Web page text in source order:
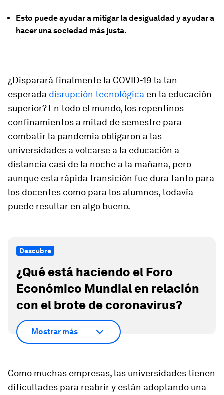
Esto puede ayudar a mitigar la desigualdad y ayudar a
hacer una sociedad más justa.
¿Disparará finalmente la COVID-19 la tan
esperada disrupción tecnológica en la educación
superior? En todo el mundo, los repentinos
confinamientos a mitad de semestre para
combatir la pandemia obligaron a las
universidades a volcarse a la educación a
distancia casi de la noche a la mañana, pero
aunque esta rápida transición fue dura tanto para
los docentes como para los alumnos, todavía
puede resultar en algo bueno.
Descubre
¿Qué está haciendo el Foro
Económico Mundial en relación
con el brote de coronavirus?
Mostrar más
Como muchas empresas, las universidades tienen
dificultades para reabrir y están adoptando una